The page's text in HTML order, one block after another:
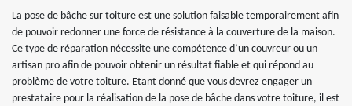
La pose de bâche sur toiture est une solution faisable temporairement afin
de pouvoir redonner une force de résistance à la couverture de la maison.
Ce type de réparation nécessite une compétence d’un couvreur ou un
artisan pro afin de pouvoir obtenir un résultat fiable et qui répond au
problème de votre toiture. Etant donné que vous devrez engager un
prestataire pour la réalisation de la pose de bâche dans votre toiture, il est